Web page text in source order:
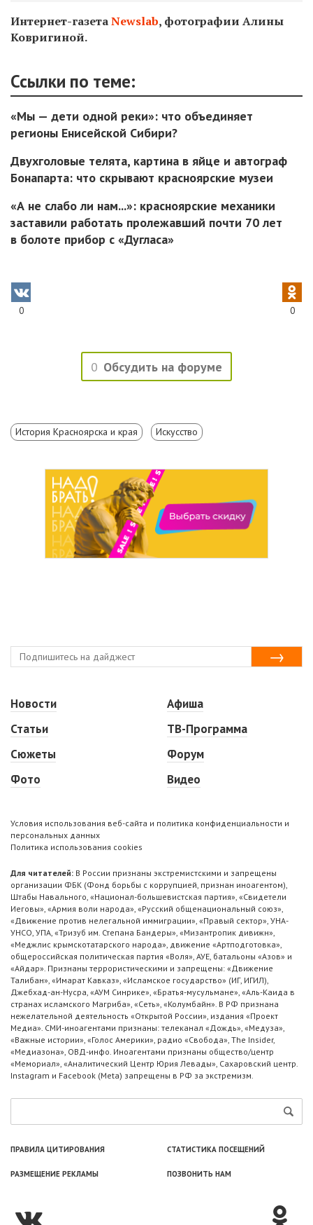
Интернет-газетаNewslab, фотографии Алины
Ковригиной.
Ссылки по теме:
«Мы — дети одной реки»: что объединяет
регионы Енисейской Сибири?
Двухголовые телята, картина в яйце и автограф
Бонапарта: что скрывают красноярские музеи
«А не слабо ли нам...»: красноярские механики
заставили работать пролежавший почти 70 лет
в болоте прибор с «Дугласа»
0 0
0 Обсудить на форуме
История Красноярска и края Искусство
Новости
Статьи
Сюжеты
Фото
Афиша
ТВ-Программа
Форум
Видео
Условия использования веб-сайта и политика конфиденциальности и
персональных данных
Политика использования cookies
Для читателей: В России признаны экстремистскими и запрещены
организации ФБК (Фонд борьбы с коррупцией, признан иноагентом),
Штабы Навального, «Национал-большевистская партия», «Свидетели
Иеговы», «Армия воли народа», «Русский общенациональный союз»,
«Движение против нелегальной иммиграции», «Правый сектор», УНА-
УНСО, УПА, «Тризуб им. Степана Бандеры», «Мизантропик дивижн»,
«Меджлис крымскотатарского народа», движение «Артподготовка»,
общероссийская политическая партия «Воля», АУЕ, батальоны «Азов» и
«Айдар». Признаны террористическими и запрещены: «Движение
Талибан», «Имарат Кавказ», «Исламское государство» (ИГ, ИГИЛ),
Джебхад-ан-Нусра, «АУМ Синрике», «Братья-мусульмане», «Аль-Каида в
странах исламского Магриба», «Сеть», «Колумбайн». В РФ признана
нежелательной деятельность «Открытой России», издания «Проект
Медиа». СМИ-иноагентами признаны: телеканал «Дождь», «Медуза»,
«Важные истории», «Голос Америки», радио «Свобода», The Insider,
«Медиазона», ОВД-инфо. Иноагентами признаны общество/центр
«Мемориал», «Аналитический Центр Юрия Левады», Сахаровский центр.
Instagram и Facebook (Metа) запрещены в РФ за экстремизм.
ПРАВИЛА ЦИТИРОВАНИЯ СТАТИСТИКА ПОСЕЩЕНИЙ
РАЗМЕЩЕНИЕ РЕКЛАМЫ ПОЗВОНИТЬ НАМ